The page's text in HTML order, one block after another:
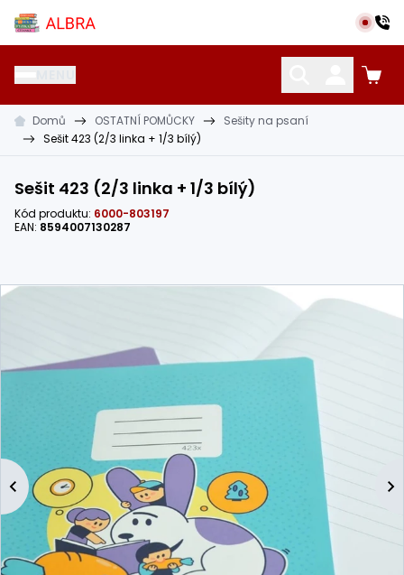
Přeskočit na hlavní obsah
Albra s.r.o.
KATALOG UČEBNIC CIZÍ JAZYKY OSTATNÍ POMŮCKY
Domů OSTATNÍ POMŮCKY
Sešity na psaní
Sešit 423 (2/3 linka + 1/3 bílý)
Sešit 423 (2/3 linka + 1/3 bílý)
Kód produktu: 6000-803197
EAN: 8594007130287